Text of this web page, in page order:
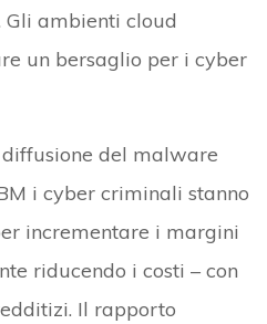
Gli ambienti cloud
un bersaglio per i cyber
del malware
i cyber criminali stanno
incrementare i margini
riducendo i costi – con
Il rapporto